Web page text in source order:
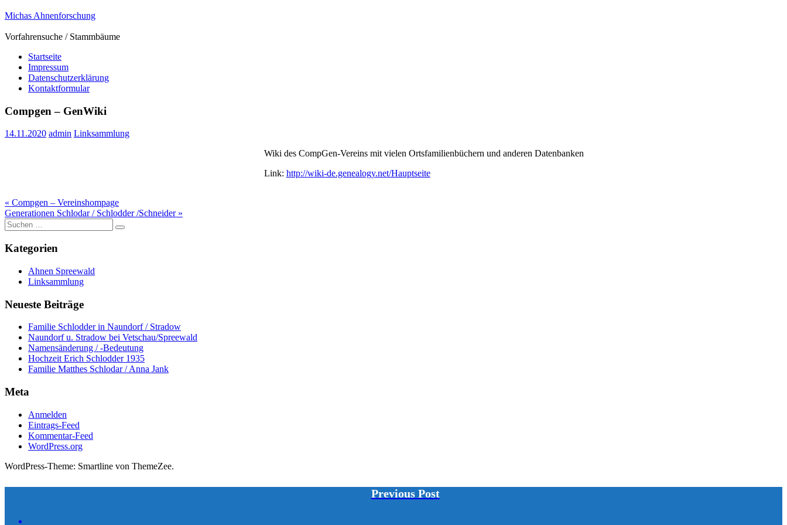
Zum
springen
Michas Ahnenforschung
Vorfahrensuche / Stammbäume
Startseite
Impressum
Datenschutzerklärung
Kontaktformular
Compgen – GenWiki
14.11.2020 admin Linksammlung
Wiki des CompGen-Vereins mit vielen Ortsfamilienbüchern und anderen Datenbanken
Link: http://wiki-de.genealogy.net/Hauptseite
Beitragsnavigation
« Compgen – Vereinshompage
Generationen Schlodar / Schlodder /Schneider »
Suche
nach:
Kategorien
Ahnen Spreewald
Linksammlung
Neueste Beiträge
Familie Schlodder in Naundorf / Stradow
Naundorf u. Stradow bei Vetschau/Spreewald
Namensänderung / -Bedeutung
Hochzeit Erich Schlodder 1935
Familie Matthes Schlodar / Anna Jank
Meta
Anmelden
Eintrags-Feed
Kommentar-Feed
WordPress.org
WordPress-Theme: Smartline von ThemeZee.
Previous Post